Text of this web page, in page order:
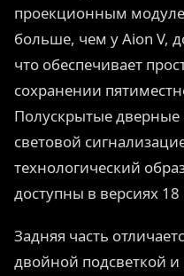
проекционным
больше, чем у Aion V,
что обеспечивает
сохранении
Полускрытые дверные
световой
технологический
доступны в версиях
Задняя часть
двойной подсветкой